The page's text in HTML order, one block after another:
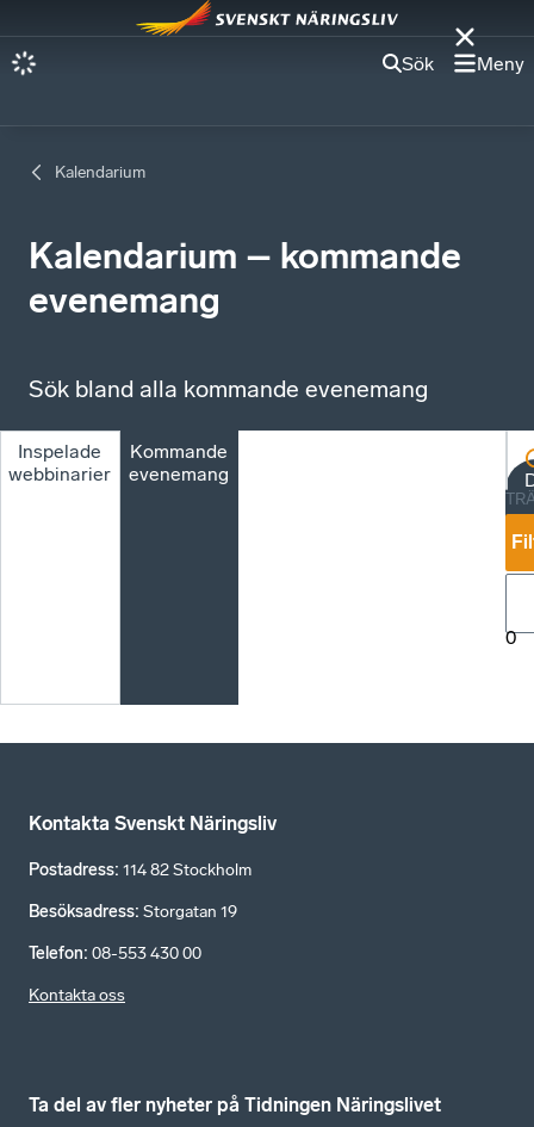
Sök Meny
Kalendarium
Kalendarium – kommande
evenemang
Sök bland alla kommande evenemang
Inspelade
webbinarier
Kommande
evenemang
0
Kontakta Svenskt Näringsliv
Postadress: 114 82 Stockholm
Besöksadress: Storgatan 19
Telefon: 08-553 430 00
Kontakta oss
Ta del av fler nyheter på Tidningen Näringslivet